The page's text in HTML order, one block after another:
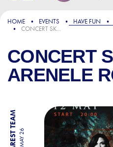
HOME EVENTS HAVE FUN
CONCERT SKILLET LA ARENELE ROMANE
CONCERT
ARENELE
12 MAY 26